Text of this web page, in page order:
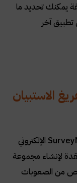
يمكنك تحديد ما
آخر
الاستبيان
الإلكتروني
لإنشاء مجموعة
من الصعوبات